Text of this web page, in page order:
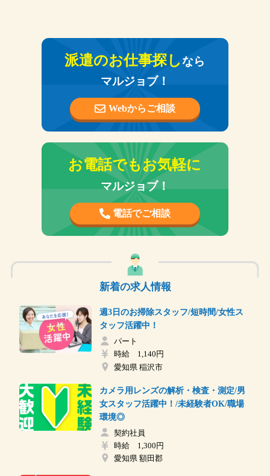
派遣のお仕事探しなら
マルジョブ！
Webからご相談
お電話でもお気軽に
マルジョブ！
電話でご相談
新着の求人情報
週3日のお掃除スタッフ/短時間/女性ス
タッフ活躍中！
パート
時給 1,140円
愛知県 稲沢市
カメラ用レンズの解析・検査・測定/男
女スタッフ活躍中！/未経験者OK/職場
環境◎
契約社員
時給 1,300円
愛知県 額田郡